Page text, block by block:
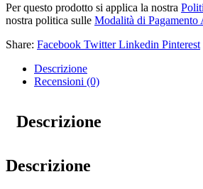
Per questo prodotto si applica la nostra
nostra politica sulle Modalità di Pagamento
Share: Facebook Twitter Linkedin Pinterest
Descrizione
Recensioni (0)
Descrizione
Descrizione